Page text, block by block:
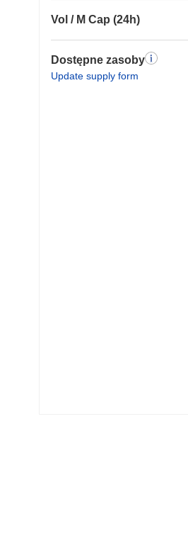
Vol / M Cap (24h)
Dostępne zasoby
Update supply form